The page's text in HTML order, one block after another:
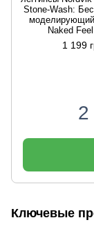
Stone-Wash:
Naked
1 199
2
Ключевые